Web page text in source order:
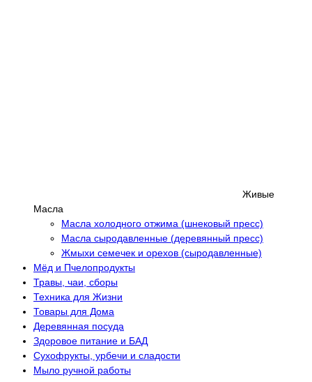
Живые
Масла
Масла холодного отжима (шнековый пресс)
Масла сыродавленные (деревянный пресс)
Жмыхи семечек и орехов (сыродавленные)
Мёд и Пчелопродукты
Травы, чаи, сборы
Техника для Жизни
Товары для Дома
Деревянная посуда
Здоровое питание и БАД
Сухофрукты, урбечи и сладости
Мыло ручной работы